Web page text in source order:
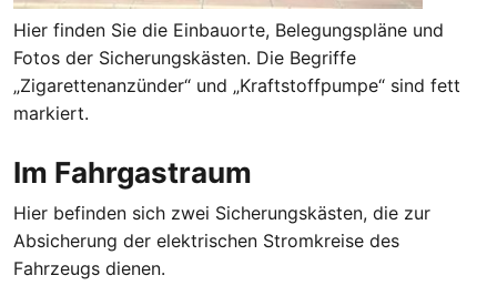
Hier finden Sie die Einbauorte, Belegungspläne und
Fotos der Sicherungskästen. Die Begriffe
„Zigarettenanzünder“ und „Kraftstoffpumpe“ sind fett
markiert.
Im Fahrgastraum
Hier befinden sich zwei Sicherungskästen, die zur
Absicherung der elektrischen Stromkreise des
Fahrzeugs dienen.